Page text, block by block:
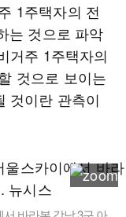
1주택자의 전
는 것으로 파악
거주 1주택자의
것으로 보이는
것이란 관측이